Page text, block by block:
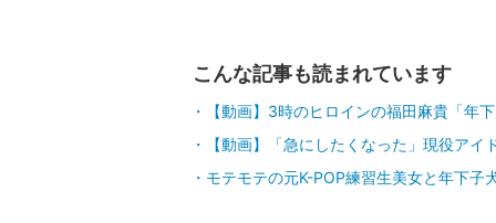
こんな記事も読まれています
【動画】3時のヒロインの福田麻貴「年
【動画】「急にしたくなった」現役ア
モテモテの元K-POP練習生美女と年下子